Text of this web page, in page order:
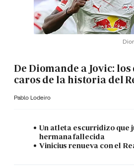
De Diomande a Jovic:
caros de la historia del
Pablo Lodeiro
Un atleta escurridizo que
hermana fallecida
Vinicius renueva con el